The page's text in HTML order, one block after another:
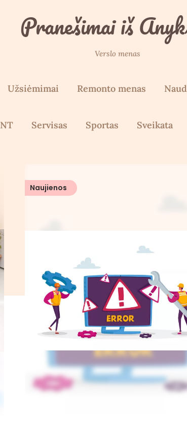
Pranešimai iš
Verslo menas
Užsiėmimai Remonto menas
NT Servisas Sportas Sveikata
Naujienos